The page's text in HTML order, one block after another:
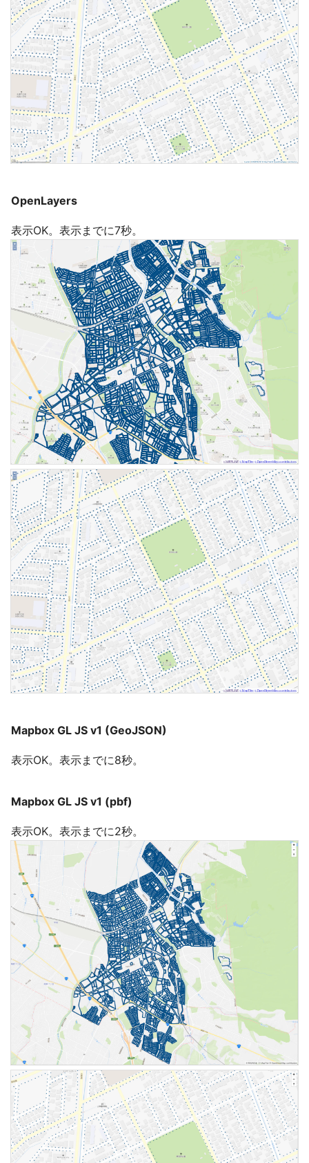
OpenLayers
表示OK。表示までに7秒。
Mapbox GL JS v1 (GeoJSON)
表示OK。表示までに8秒。
Mapbox GL JS v1 (pbf)
表示OK。表示までに2秒。